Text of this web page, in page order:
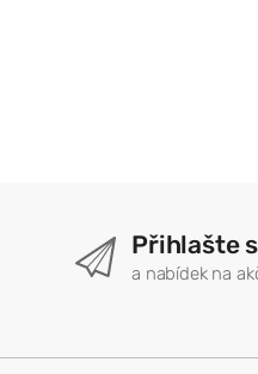
Přihlašte
a nabídek na